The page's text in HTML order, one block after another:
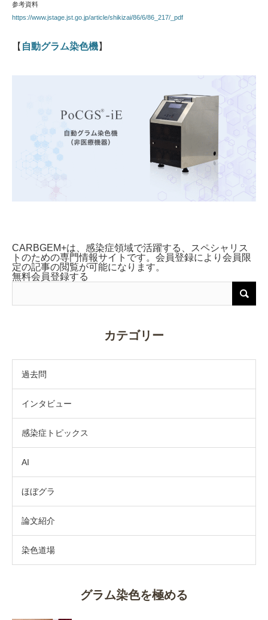
参考資料
https://www.jstage.jst.go.jp/article/shikizai/86/6/86_217/_pdf
【 自動グラム染色機】
CARBGEM+は、感染症領域で活躍する、スペシャリス
トのための専門情報サイトです。会員登録により会員限
定の記事の閲覧が可能になります。
無料会員登録する
カテゴリー
過去問
インタビュー
感染症トピックス
AI
ほぼグラ
論文紹介
染色道場
グラム染色を極める